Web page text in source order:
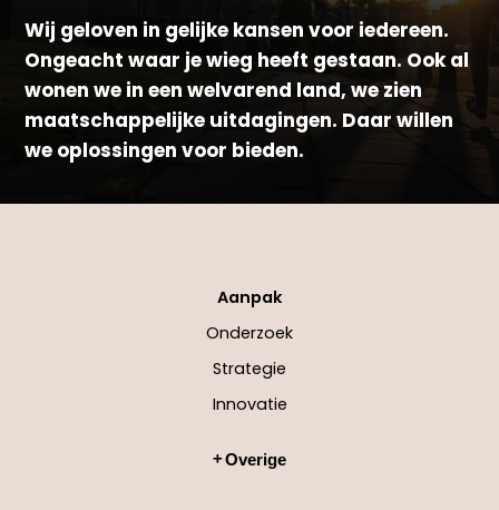
Wij geloven in gelijke kansen voor iedereen.
Ongeacht waar je wieg heeft gestaan. Ook al
wonen we in een welvarend land, we zien
maatschappelijke uitdagingen. Daar willen
we oplossingen voor bieden.
Aanpak
Onderzoek
Strategie
Innovatie
Overige